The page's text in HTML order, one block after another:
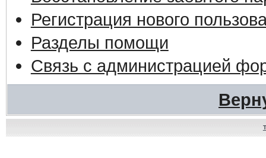
Регистрация нового
Разделы помощи
Связь с администрацией